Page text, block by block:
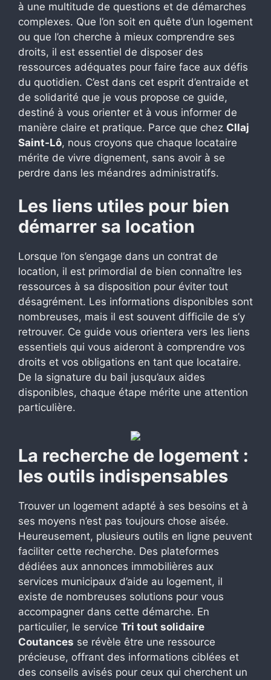
à une multitude de questions et de démarches
complexes. Que l’on soit en quête d’un logement
ou que l’on cherche à mieux comprendre ses
droits, il est essentiel de disposer des
ressources adéquates pour faire face aux défis
du quotidien. C’est dans cet esprit d’entraide et
de solidarité que je vous propose ce guide,
destiné à vous orienter et à vous informer de
manière claire et pratique. Parce que chez Cllaj
Saint-Lô, nous croyons que chaque locataire
mérite de vivre dignement, sans avoir à se
perdre dans les méandres administratifs.
Les liens utiles pour bien
démarrer sa location
Lorsque l’on s’engage dans un contrat de
location, il est primordial de bien connaître les
ressources à sa disposition pour éviter tout
désagrément. Les informations disponibles sont
nombreuses, mais il est souvent difficile de s’y
retrouver. Ce guide vous orientera vers les liens
essentiels qui vous aideront à comprendre vos
droits et vos obligations en tant que locataire.
De la signature du bail jusqu’aux aides
disponibles, chaque étape mérite une attention
particulière.
La recherche de logement :
les outils indispensables
Trouver un logement adapté à ses besoins et à
ses moyens n’est pas toujours chose aisée.
Heureusement, plusieurs outils en ligne peuvent
faciliter cette recherche. Des plateformes
dédiées aux annonces immobilières aux
services municipaux d’aide au logement, il
existe de nombreuses solutions pour vous
accompagner dans cette démarche. En
particulier, le service Tri tout solidaire
Coutances se révèle être une ressource
précieuse, offrant des informations ciblées et
des conseils avisés pour ceux qui cherchent un